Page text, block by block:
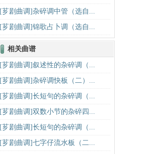
[芗剧曲调]杂碎调中管（选自...
[芗剧曲调]锦歌占卜调（选自...
相关曲谱
[芗剧曲调]叙述性的杂碎调（...
[芗剧曲调]杂碎调快板（二）...
[芗剧曲调]长短句的杂碎调（...
[芗剧曲调]双数小节的杂碎四...
[芗剧曲调]长短句的杂碎调（...
[芗剧曲调]七字仔流水板（二...